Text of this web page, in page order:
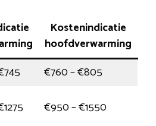
Kostenindicatie
hoofdverwarming
€760 – €805
€950 – €1550